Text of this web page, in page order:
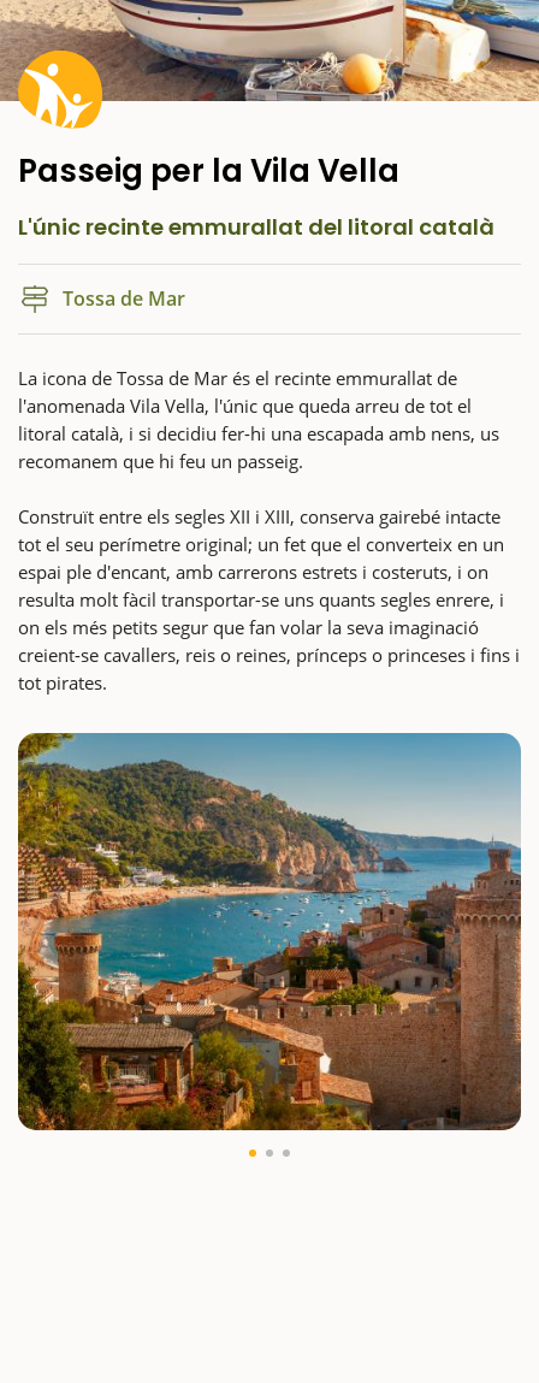
Passeig per la Vila Vella
L'únic recinte emmurallat del litoral català
Tossa de Mar
La icona de Tossa de Mar és el recinte emmurallat de
l'anomenada Vila Vella, l'únic que queda arreu de tot el
litoral català, i si decidiu fer-hi una escapada amb nens, us
recomanem que hi feu un passeig.
Construït entre els segles XII i XIII, conserva gairebé intacte
tot el seu perímetre original; un fet que el converteix en un
espai ple d'encant, amb carrerons estrets i costeruts, i on
resulta molt fàcil transportar-se uns quants segles enrere, i
on els més petits segur que fan volar la seva imaginació
creient-se cavallers, reis o reines, prínceps o princeses i fins i
tot pirates.